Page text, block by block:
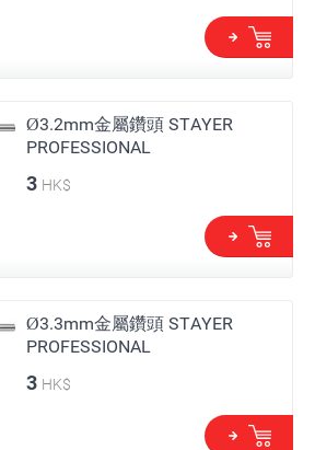
Ø3.2mm金屬鑽頭 STAYER
PROFESSIONAL
3 HK$
Ø3.3mm金屬鑽頭 STAYER
PROFESSIONAL
3 HK$